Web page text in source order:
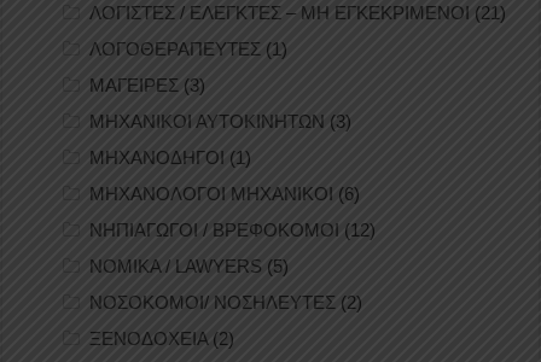
ΛΟΓΙΣΤΕΣ / ΕΛΕΓΚΤΕΣ – ΜΗ ΕΓΚΕΚΡΙΜΕΝΟΙ (21)
ΛΟΓΟΘΕΡΑΠΕΥΤΕΣ (1)
ΜΑΓΕΙΡΕΣ (3)
ΜΗΧΑΝΙΚΟΙ ΑΥΤΟΚΙΝΗΤΩΝ (3)
ΜΗΧΑΝΟΔΗΓΟΙ (1)
ΜΗΧΑΝΟΛΟΓΟΙ ΜΗΧΑΝΙΚΟΙ (6)
ΝΗΠΙΑΓΩΓΟΙ / ΒΡΕΦΟΚΟΜΟΙ (12)
ΝΟΜΙΚΑ / LAWYERS (5)
ΝΟΣΟΚΟΜΟΙ/ ΝΟΣΗΛΕΥΤΕΣ (2)
ΞΕΝΟΔΟΧΕΙΑ (2)